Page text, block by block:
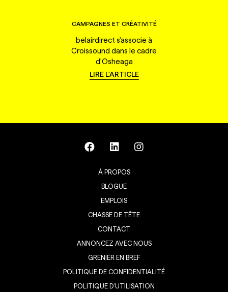
CAMPAGNES ET CRÉATIVITÉ
belairdirect s'associe à
Croissound dans le cadre
d'Osheaga
LIRE L'ARTICLE
À PROPOS
BLOGUE
EMPLOIS
CHASSE DE TÊTE
CONTACT
ANNONCEZ AVEC NOUS
GRENIER EN BREF
POLITIQUE DE CONFIDENTIALITÉ
POLITIQUE D’UTILISATION